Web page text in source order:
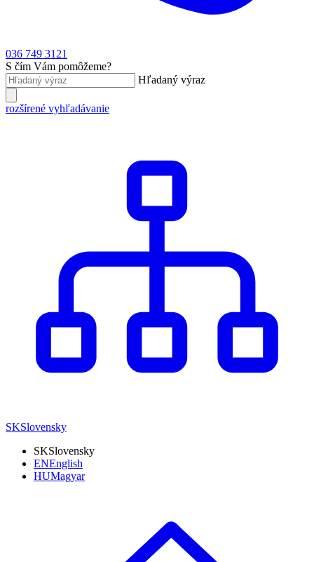
036 749 3121
S čím Vám pomôžeme?
Hľadaný výraz
rozšírené vyhľadávanie
SKSlovensky
SKSlovensky
ENEnglish
HUMagyar